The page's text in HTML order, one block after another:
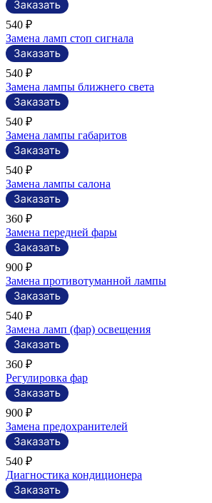
540 ₽
Замена ламп стоп сигнала
540 ₽
Замена лампы ближнего света
540 ₽
Замена лампы габаритов
540 ₽
Замена лампы салона
360 ₽
Замена передней фары
900 ₽
Замена противотуманной лампы
540 ₽
Замена ламп (фар) освещения
360 ₽
Регулировка фар
900 ₽
Замена предохранителей
540 ₽
Диагностика кондиционера